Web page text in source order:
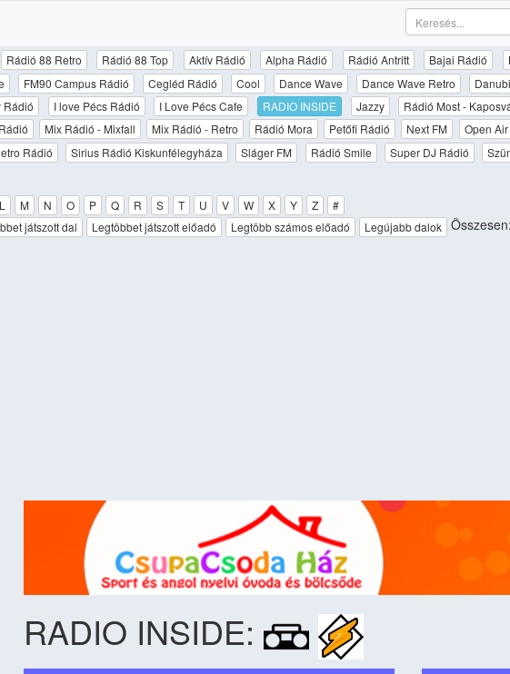
Rádió 88 Retro Rádió 88 Top Aktív Rádió Alpha Rádió Rádió Antritt Bajai Rádió
FM90 Campus Rádió Cegléd Rádió Cool Dance Wave Dance Wave Retro
Rádió I love Pécs Rádió I Love Pécs Cafe RADIO INSIDE Jazzy Rádió Most -
Mix Rádió - Mixfall Mix Rádió - Retro Rádió Mora Petőfi Rádió Next FM Open
Rádió Sirius Rádió Kiskunfélegyháza Sláger FM Rádió Smile Super DJ Rádió
L M N O P Q R S T U V W X Y Z
#
játszott dal Legtöbbet játszott előadó Legtöbb számos előadó Legújabb dalok
RADIO INSIDE: